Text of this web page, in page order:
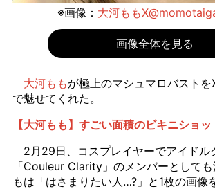
※画像： 大河もも
画像全体を見る
大河ももが極上のマシュマロバストを
で魅せてくれた。
【大河もも】すごい面積のビキニショッ
2月29日、コスプレイヤーでアイドル
「Couleur Clarity」のメンバーとして
もは「はさまりたい人…?」と1枚の画像